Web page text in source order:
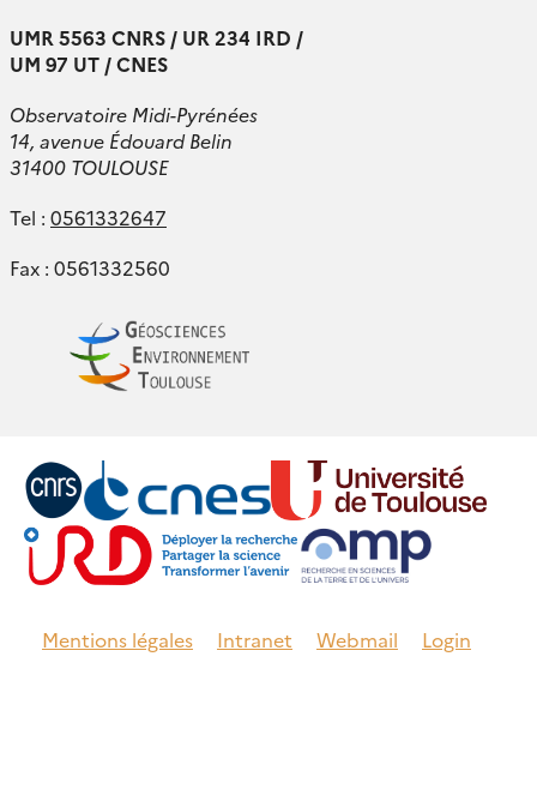
UMR 5563 CNRS / UR 234 IRD /
UM 97 UT / CNES
Observatoire Midi-Pyrénées
14, avenue Édouard Belin
31400 TOULOUSE
Tel : 0561332647
Fax : 0561332560
Mentions légales Intranet Webmail Login